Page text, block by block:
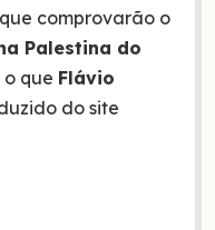
comprovarão o
Palestina do
o que Flávio
do site